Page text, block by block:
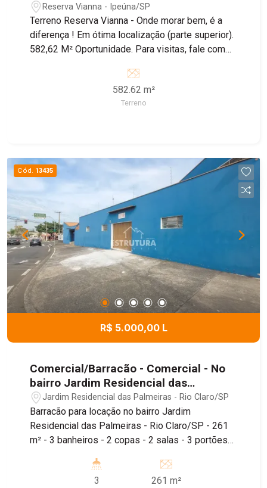
Reserva Vianna - Ipeúna/SP
Terreno Reserva Vianna - Onde morar bem, é a
diferença ! Em ótima localização (parte superior).
582,62 M² Oportunidade. Para visitas, fale com
582.62 m²
Terreno
Cód. 13435
R$ 5.000,00 L
Comercial/Barracão - Comercial - No
bairro Jardim Residencial das
Palmeiras
Jardim Residencial das Palmeiras - Rio Claro/SP
Barracão para locação no bairro Jardim
Residencial das Palmeiras - Rio Claro/SP - 261
m² - 3 banheiros - 2 copas - 2 salas - 3 portões
de 260m², conta com depósito, piso térreo e piso
superior, sendo localizado próximo ao
3 261 m²